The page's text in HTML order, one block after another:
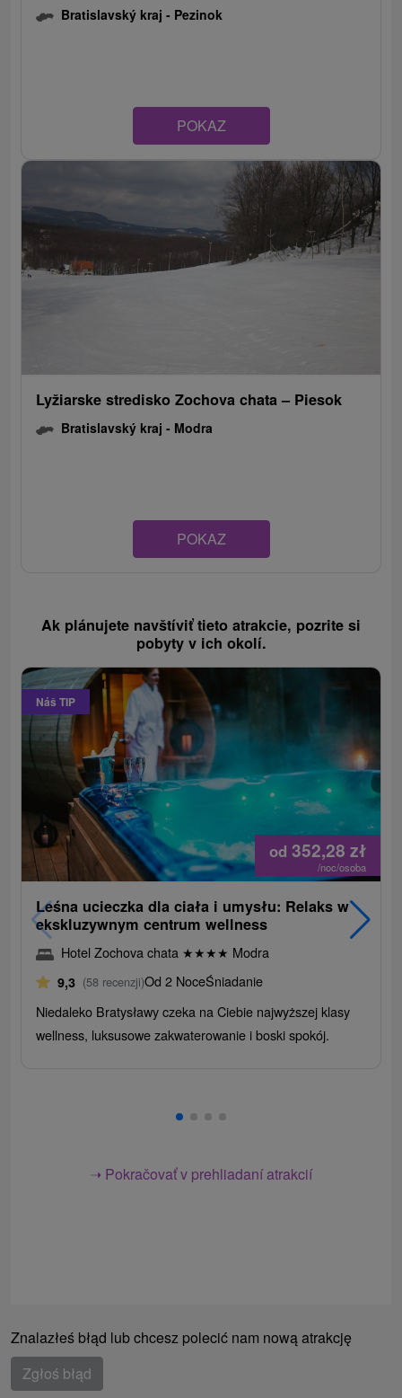
Bratislavský kraj - Pezinok
POKAZ
Lyžiarske stredisko Zochova chata – Piesok
Bratislavský kraj - Modra
POKAZ
Ak plánujete navštíviť tieto atrakcie, pozrite si
pobyty v ich okolí.
Náš TIP
od 352,28zł
/noc/osoba
Leśna ucieczka dla ciała i umysłu: Relaks w
ekskluzywnym centrum wellness
Hotel Zochova chata ★★★★ Modra
9,3 (58 recenzji)Od 2 NoceŚniadanie
Niedaleko Bratysławy czeka na Ciebie najwyższej klasy
wellness, luksusowe zakwaterowanie i boski spokój.
➝ Pokračovať v prehliadaní atrakcií
Znalazłeś błąd lub chcesz polecić nam nową atrakcję
Zgłoś błąd